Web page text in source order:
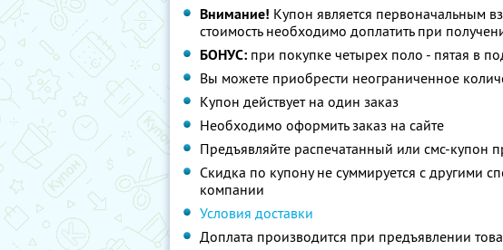
Внимание! Купон является первоначальным
стоимость необходимо доплатить при
БОНУС: при покупке четырех поло - пятая в
Вы можете приобрести неограниченное
Купон действует на один заказ
Необходимо оформить заказ на сайте
Предъявляйте распечатанный или смс-купон
Скидка по купону не суммируется с другими
компании
Условия доставки
Доплата производится при предъявлении